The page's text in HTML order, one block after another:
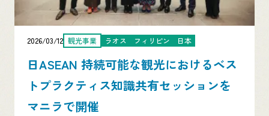
2026/03/12 観光事業 ラオス フィリピン 日本
日ASEAN 持続可能な観光におけるベス
トプラクティス知識共有セッションを
マニラで開催